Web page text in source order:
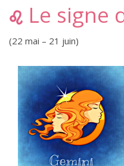
Le signe
(22 mai – 21 juin)